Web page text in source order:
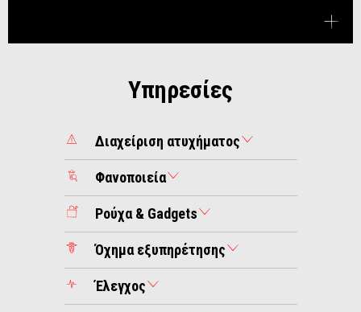
Υπηρεσίες
Διαχείριση ατυχήματος
Φανοποιεία
Ρούχα & Gadgets
Όχημα εξυπηρέτησης
Έλεγχος